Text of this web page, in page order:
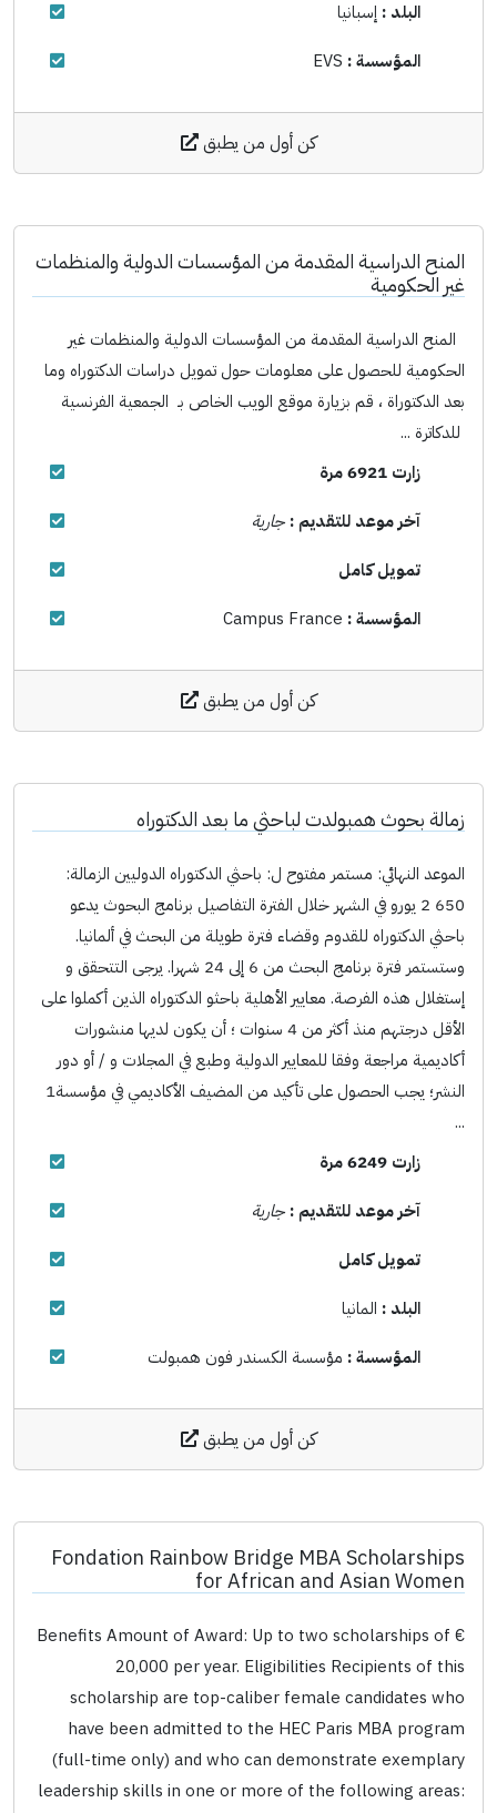
البلد : إسبانيا
المؤسسة : EVS
كن أول من يطبق
المنح الدراسية المقدمة من المؤسسات الدولية والمنظمات
غير الحكومية
المنح الدراسية المقدمة من المؤسسات الدولية والمنظمات غير
الحكومية للحصول على معلومات حول تمويل دراسات الدكتوراه وما
بعد الدكتوراة ، قم بزيارة موقع الويب الخاص بـ الجمعية الفرنسية
للدكاترة ...
زارت 6921 مرة
آخر موعد للتقديم : جارية
تمويل كامل
المؤسسة : Campus France
كن أول من يطبق
زمالة بحوث همبولدت لباحثي ما بعد الدكتوراه
الموعد النهائي: مستمر مفتوح ل: باحثي الدكتوراه الدوليين الزمالة:
650 2 يورو في الشهر خلال الفترة التفاصيل برنامج البحوث يدعو
باحثي الدكتوراه للقدوم وقضاء فترة طويلة من البحث في ألمانيا.
وستستمر فترة برنامج البحث من 6 إلى 24 شهرا. يرجى التتحقق و
إستغلال هذه الفرصة. معايير الأهلية باحثو الدكتوراه الذين أكملوا على
الأقل درجتهم منذ أكثر من 4 سنوات ؛ أن يكون لديها منشورات
أكاديمية مراجعة وفقا للمعايير الدولية وطبع في المجلات و / أو دور
النشر؛ يجب الحصول على تأكيد من المضيف الأكاديمي في مؤسسة1
...
زارت 6249 مرة
آخر موعد للتقديم : جارية
تمويل كامل
البلد : المانيا
المؤسسة : مؤسسة الكسندر فون همبولت
كن أول من يطبق
Fondation Rainbow Bridge MBA Scholarships
for African and Asian Women
Benefits Amount of Award: Up to two scholarships of €
20,000 per year. Eligibilities Recipients of this
scholarship are top-caliber female candidates who
have been admitted to the HEC Paris MBA program
(full-time only) and who can demonstrate exemplary
leadership skills in one or more of the following areas: